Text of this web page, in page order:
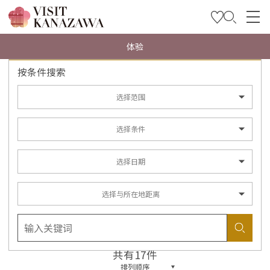
观光信息
Languages
体验
按条件搜索
选择范围
选择条件
选择日期
选择与所在地距离
共有17件
排列顺序